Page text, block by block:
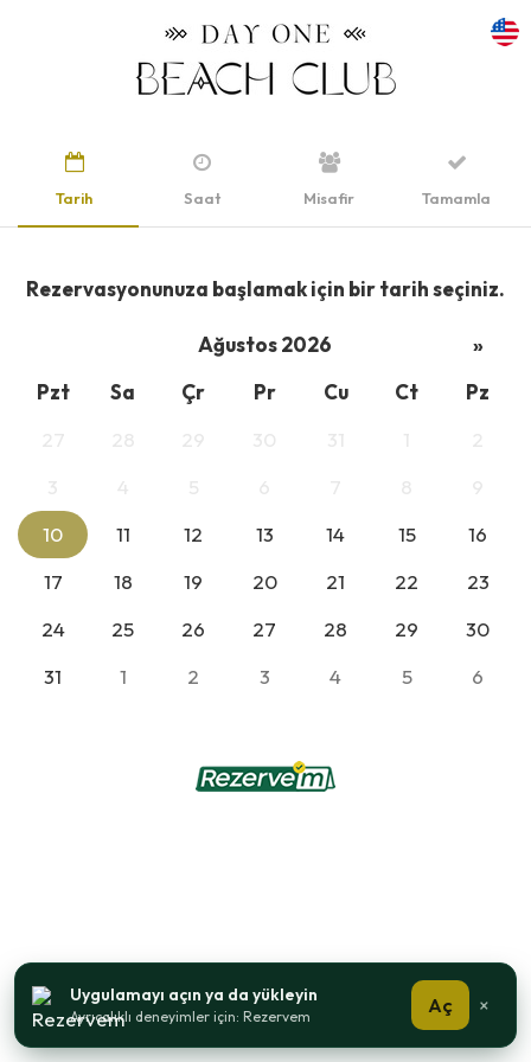
Tarih Saat Misafir Tamamla
Rezervasyonunuza başlamak için bir tarih seçiniz.
Ağustos 2026
»
Pzt
Sa Çr Pr Cu Ct
Pz
10
11 12 13 14 15
16
17
18 19 20 21 22
23
24
25 26 27 28 29
30
31
1 2 3 4 5 6
Uygulamayı açın ya da yükleyin
Ayrıcalıklı deneyimler için: Rezervem Aç ×